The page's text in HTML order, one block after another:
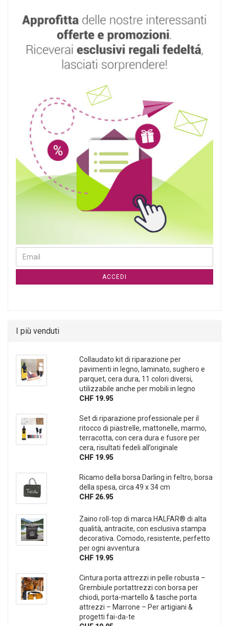
ACCEDI
I più venduti
Collaudato kit di riparazione per
pavimenti in legno, laminato, sughero e
parquet, cera dura, 11 colori diversi,
utilizzabile anche per mobili in legno
CHF 19.95
Set di riparazione professionale per il
ritocco di piastrelle, mattonelle, marmo,
terracotta, con cera dura e fusore per
cera, risultati fedeli all’originale
CHF 19.95
Ricamo della borsa Darling in feltro, borsa
della spesa, circa 49 x 34 cm
CHF 26.95
Zaino roll-top di marca HALFAR® di alta
qualità, antracite, con esclusiva stampa
decorativa. Comodo, resistente, perfetto
per ogni avventura
CHF 19.95
Cintura porta attrezzi in pelle robusta –
Grembiule portattrezzi con borsa per
chiodi, porta-martello & tasche porta
attrezzi – Marrone – Per artigiani &
progetti fai-da-te